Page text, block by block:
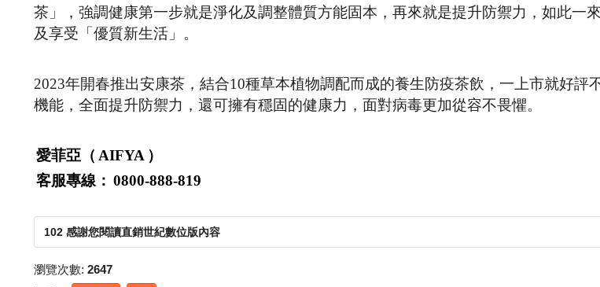
茶」，強調健康第一步就是淨化及調整體質方能固本，再來就是提升防禦力，如此一
及享受「優質新生活」。
2023年開春推出安康茶，結合10種草本植物調配而成的養生防疫茶飲，一上市就好評
機能，全面提升防禦力，還可擁有穩固的健康力，面對病毒更加從容不畏懼。
愛菲亞（ AIFYA ）
客服專線： 0800-888-819
102 感謝您閱讀直銷世紀數位版內容
瀏覽次數: 2647